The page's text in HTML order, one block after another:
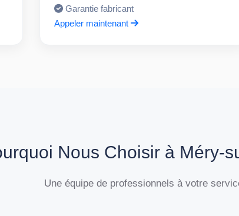
Garantie fabricant
Appeler maintenant
Nous Choisir à Méry-
Une équipe de professionnels à votre